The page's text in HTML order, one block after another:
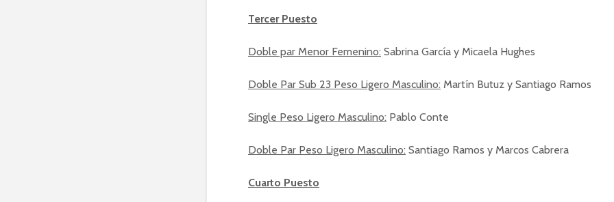
Tercer Puesto
Doble par Menor Femenino: Sabrina García y Micaela Hughes
Doble Par Sub 23 Peso Ligero Masculino: Martín Butuz y Santiago Ramos
Single Peso Ligero Masculino: Pablo Conte
Doble Par Peso Ligero Masculino: Santiago Ramos y Marcos Cabrera
Cuarto Puesto